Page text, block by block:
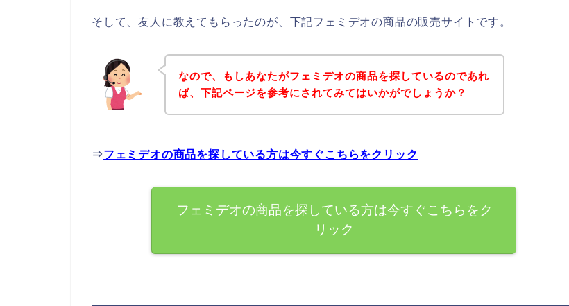
そして、友人に教えてもらったのが、下記フェミデオの商品の販売サイトです。
なので、もしあなたがフェミデオの商品を探しているのであれ
ば、下記ページを参考にされてみてはいかがでしょうか？
⇒フェミデオの商品を探している方は今すぐこちらをクリック
フェミデオの商品を探している方は今すぐこちらをク
リック